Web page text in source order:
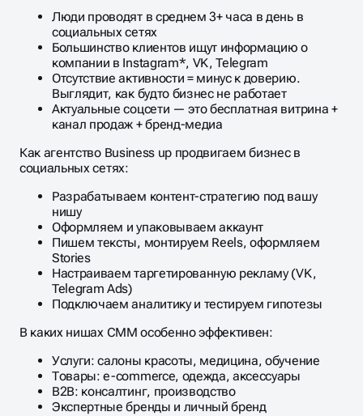
Люди проводят в среднем 3+ часа в день в
социальных сетях
Большинство клиентов ищут информацию о
компании в Instagram*, VK, Telegram
Отсутствие активности = минус к доверию.
Выглядит, как будто бизнес не работает
Актуальные соцсети — это бесплатная витрина +
канал продаж + бренд-медиа
Как агентство Business up продвигаем бизнес в
социальных сетях:
Разрабатываем контент-стратегию под вашу
нишу
Оформляем и упаковываем аккаунт
Пишем тексты, монтируем Reels, оформляем
Stories
Настраиваем таргетированную рекламу (VK,
Telegram Ads)
Подключаем аналитику и тестируем гипотезы
В каких нишах СММ особенно эффективен:
Услуги: салоны красоты, медицина, обучение
Товары: e-commerce, одежда, аксессуары
B2B: консалтинг, производство
Экспертные бренды и личный бренд